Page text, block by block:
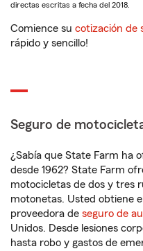
directas escritas a fecha del 2018.
Comience su cotización de
rápido y sencillo!
Seguro de
¿Sabía que State Farm ha
desde 1962? State Farm
motocicletas de dos y tres
motonetas. Usted obtiene
proveedora de seguro de
Unidos. Desde lesiones
hasta robo y gastos de